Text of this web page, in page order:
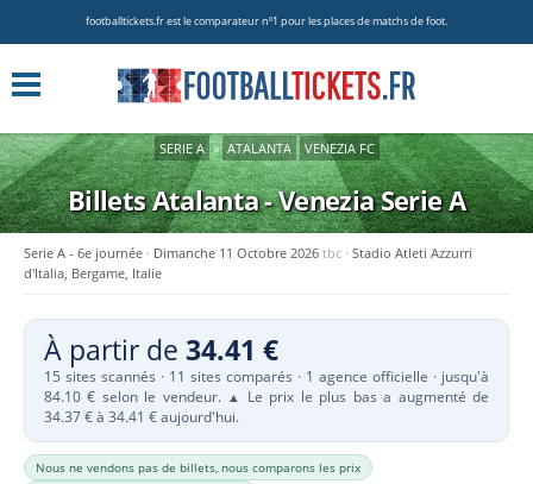
footballtickets.fr est le comparateur nº1 pour les places de matchs de foot.
SERIE A » ATALANTA VENEZIA FC
Billets Atalanta - VeneziaSerie A
Serie A - 6e journée Dimanche 11 Octobre 2026 tbc
Stadio Atleti Azzurri
d'Italia, Bergame, Italie
À partir de 34.41 €
15 sites scannés · 11 sites comparés · 1 agence officielle · jusqu'à
84.10 € selon le vendeur. ▲
Le prix le plus bas a augmenté de
34.37 € à 34.41 € aujourd'hui.
Nous ne vendons pas de billets, nous comparons les prix